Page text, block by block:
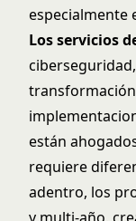
especialmente
Los servicios
están
requiere
adentro, los